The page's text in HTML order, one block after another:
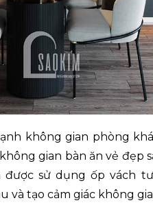
không gian phòng
gian bàn ăn vẻ đẹp
sử dụng ốp vách
và tạo cảm giác không